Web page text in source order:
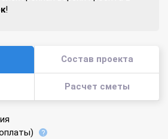
!
Состав проекта
Расчет сметы